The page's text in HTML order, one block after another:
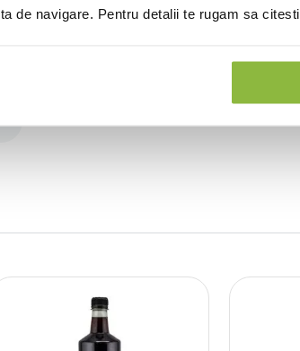
de navigare. Pentru detalii te rugam sa citesti